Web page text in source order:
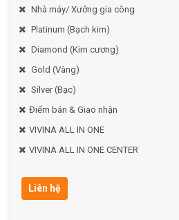
Nhà máy/ Xưởng gia công
Platinum (Bạch kim)
Diamond (Kim cương)
Gold (Vàng)
Silver (Bạc)
Điểm bán & Giao nhận
VIVINA ALL IN ONE
VIVINA ALL IN ONE CENTER
Liên hệ